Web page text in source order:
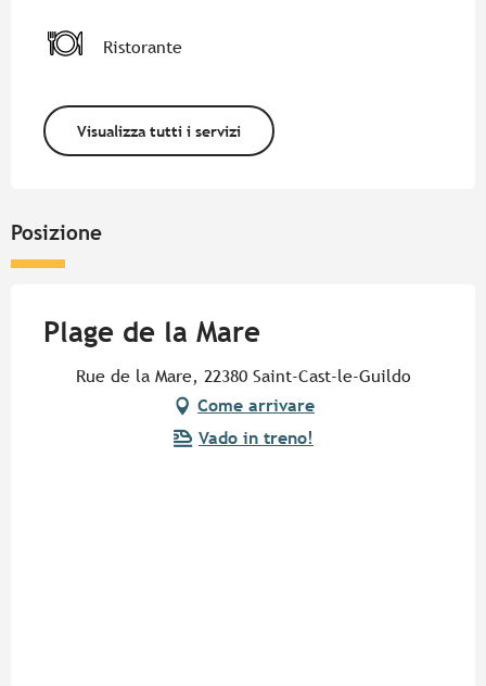
Ristorante
Visualizza tutti i servizi
Posizione
Plage de la Mare
Rue de la Mare, 22380 Saint-Cast-le-Guildo
Come arrivare
Vado in treno!